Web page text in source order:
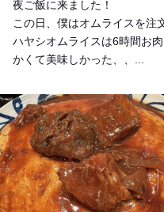
夜ご飯に来ました！
この日、僕はオムライスを注
ハヤシオムライスは6時間お
かくて美味しかった、、...